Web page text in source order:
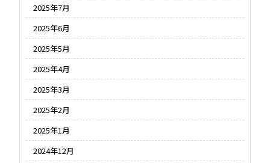
2025年7月
2025年6月
2025年5月
2025年4月
2025年3月
2025年2月
2025年1月
2024年12月